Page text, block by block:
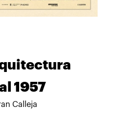
1957
Calleja